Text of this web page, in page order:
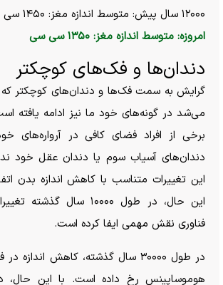
۱۲۰۰۰ سال پیش: متوسط اندازه مغز: ۱۴۵۰ سی سی
امروزه: متوسط اندازه مغز: ۱۳۵۰ سی سی
دندان‌ها و فک‌های کوچکتر
گرایش به سمت فک‌ها و دندان‌های کوچکتر که
می‌شد در گونه‌های خود ما نیز ادامه یافته
برخی از افراد فضای کافی در آرواره‌های
دندان‌های آسیاب سوم یا دندان عقل خود
این تغییرات متناسب با کاهش اندازه بدن
این حال، در طول ۱۰۰۰۰ سال
فناوری نقش مهمی ایفا کرده است.
در طول ۳۰۰۰۰ سال گذشته، کاهش
هوموساپینس رخ داده است. با این حال،